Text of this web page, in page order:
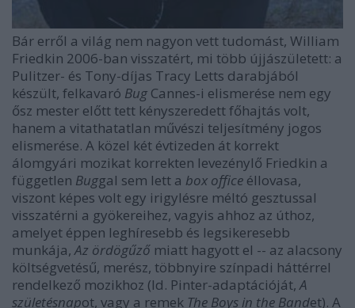
Bár erről a világ nem nagyon vett tudomást, William
Friedkin 2006-ban visszatért, mi több újjászületett: a
Pulitzer- és Tony-díjas Tracy Letts darabjából
készült, felkavaró Bug Cannes-i elismerése nem egy
ősz mester előtt tett kényszeredett főhajtás volt,
hanem a vitathatatlan művészi teljesítmény jogos
elismerése. A közel két évtizeden át korrekt
álomgyári mozikat korrekten levezénylő Friedkin a
független Buggal sem lett a box office éllovasa,
viszont képes volt egy irigylésre méltó gesztussal
visszatérni a gyökereihez, vagyis ahhoz az úthoz,
amelyet éppen leghíresebb és legsikeresebb
munkája,Az ördögűző miatt hagyott el -- az alacsony
költségvetésű, merész, többnyire színpadi háttérrel
rendelkező mozikhoz (ld. Pinter-adaptációját,A
születésnapot, vagy a remek The Boys in the Bandet). A